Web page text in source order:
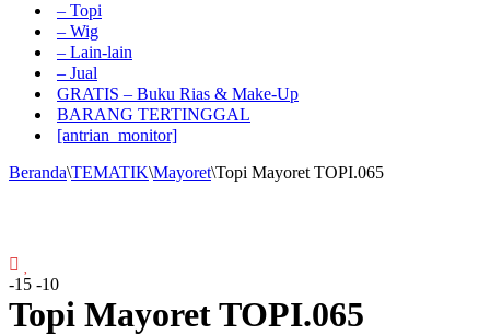
– Topi
– Wig
– Lain-lain
– Jual
GRATIS – Buku Rias & Make-Up
BARANG TERTINGGAL
[antrian_monitor]
Beranda\TEMATIK\Mayoret\Topi Mayoret TOPI.065
-15 -10
Topi Mayoret TOPI.065